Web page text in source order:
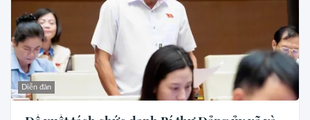
Diễn đàn